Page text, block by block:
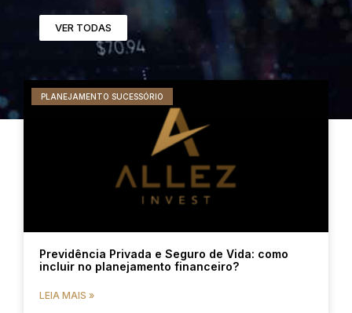
VER TODAS
PLANEJAMENTO SUCESSÓRIO
Previdência Privada e Seguro de Vida: como
incluir no planejamento financeiro?
LEIA MAIS »